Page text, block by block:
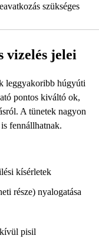
szükséges
vizelés jelei
leggyakoribb húgyúti
pontos kiváltó ok,
A tünetek nagyon
fennállhatnak.
kísérletek
része) nyalogatása
pisil